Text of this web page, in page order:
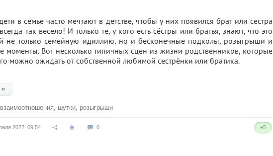
в семье часто мечтают в детстве, чтобы у них появился брат или сестра
так весело! И только те, у кого есть сёстры или братья, знают, что это
не только семейную идиллию, но и бесконечные подколы, розыгрыши и
моменты. Вот несколько типичных сцен из жизни родственников, которые
можно ожидать от собственной любимой сестрёнки или братика.
»
взаимоотношения, шутки, розыгрыши
2022, 09:54 0 +5